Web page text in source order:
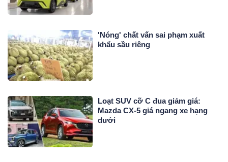
'Nóng' chất vấn sai phạm xuất
khẩu sầu riêng
Loạt SUV cỡ C đua giảm giá:
Mazda CX-5 giá ngang xe hạng
dưới